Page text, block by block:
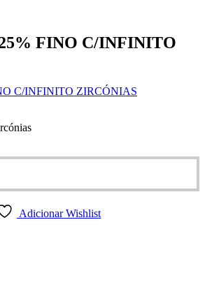
FINO C/INFINITO
C/INFINITO ZIRCÓNIAS
Adicionar Wishlist